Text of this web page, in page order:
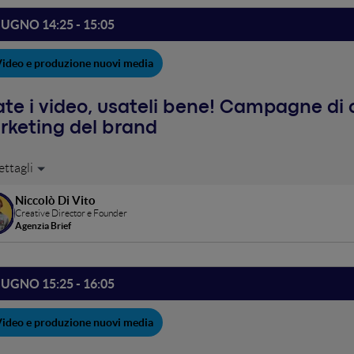
di blog, visual o social media, impareremo insieme come
per adattarla al nostro mezzo. Il tutto, racchiuso in
MacGyver, impareremo a utilizzare il coltellino svizzero della
14:25 - 15:05
e produzione nuovi media
i video, usateli bene! Campagne di
del brand
di comunicazione video possono rispondere alle più
in Commercial, perchè raccontare cosa siete e raccontarlo
di fuoriuscire dal marasma dei social. Fatevi furbi, fate
Niccolò Di Vito
Creative Director e Founder
Agenzia Brief
15:25 - 16:05
e produzione nuovi media